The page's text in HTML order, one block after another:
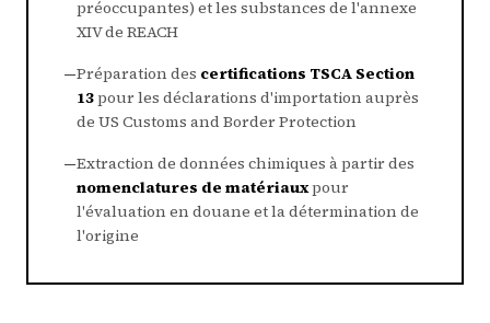
préoccupantes) et les substances de l'annexe
XIV de REACH
—Préparation des certifications TSCA Section
13pour les déclarations d'importation auprès
de US Customs and Border Protection
—Extraction de données chimiques à partir des
nomenclatures de matériauxpour
l'évaluation en douane et la détermination de
l'origine